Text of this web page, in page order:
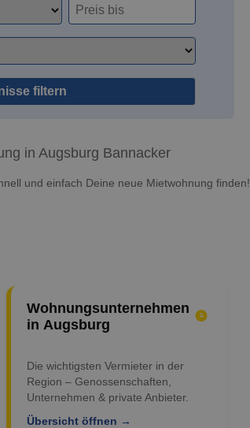
filtern
in Augsburg Bannacker
und einfach Deine neue Mietwohnung finden!
Wohnungsunternehmen
in Augsburg
Die wichtigsten Vermieter in der
Region – Genossenschaften,
Unternehmen & private Anbieter.
Übersicht öffnen →